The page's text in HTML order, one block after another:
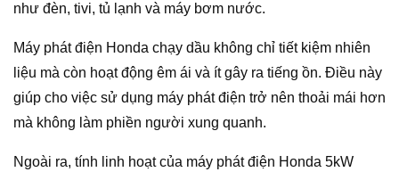
như đèn, tivi, tủ lạnh và máy bơm nước.
Máy phát điện Honda chạy dầu không chỉ tiết kiệm nhiên
liệu mà còn hoạt động êm ái và ít gây ra tiếng ồn. Điều này
giúp cho việc sử dụng máy phát điện trở nên thoải mái hơn
mà không làm phiền người xung quanh.
Ngoài ra, tính linh hoạt của máy phát điện Honda 5kW